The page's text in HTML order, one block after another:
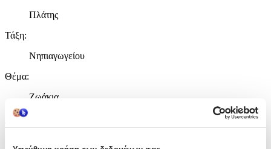
Πλάτης
Τάξη:
Νηπιαγωγείου
Θέμα:
Ζωάκια
Διαστάσεις
Μήκος